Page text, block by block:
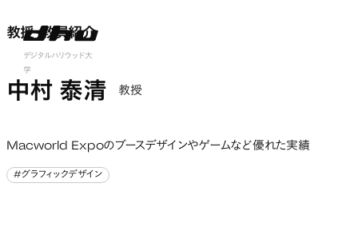
デジタルハリウッド大
学
open
教授・教員紹介
中村 泰清 教授
Macworld Expoのブースデザインやゲームなど優れた実績
#グラフィックデザイン